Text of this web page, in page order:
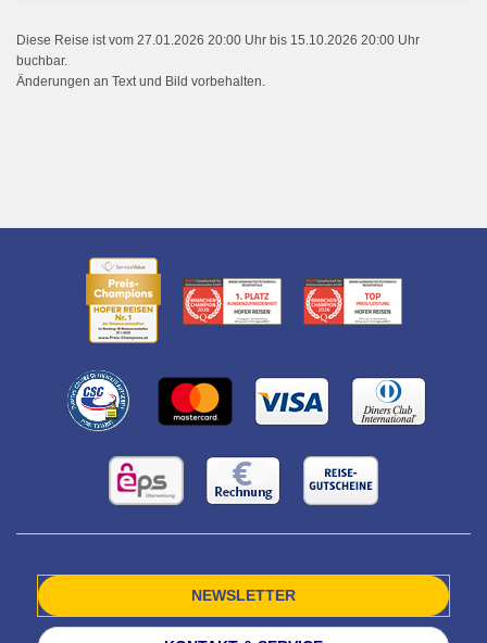
Diese Reise ist vom 27.01.2026 20:00 Uhr bis 15.10.2026 20:00 Uhr
buchbar.
Änderungen an Text und Bild vorbehalten.
NEWSLETTER